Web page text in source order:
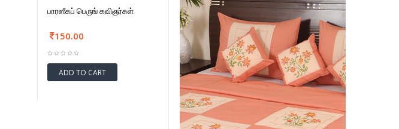
பாரஸீகப் பெருங் கவிஞர்கள்
150.00
ADD TO CART